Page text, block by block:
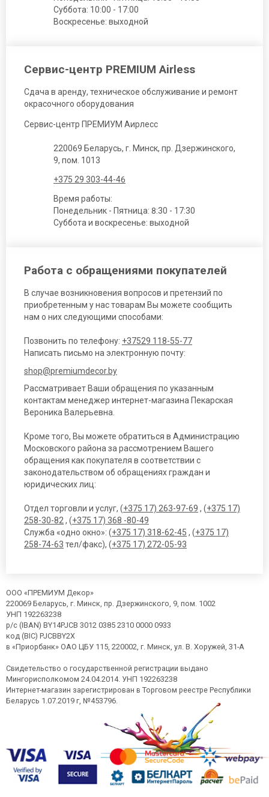
Суббота: 10:00 - 17:00
Воскресенье: выходной
Сервис-центр PREMIUM Airless
Сдача в аренду, техническое обслуживание и ремонт
окрасочного оборудования
Сервис-центр ПРЕМИУМ Аирлесс
220069 Беларусь, г. Минск, пр. Дзержинского,
9, пом. 1013
+375 29 303-44-46
Время работы:
Понедельник - Пятница: 8:30 - 17:30
Суббота и воскресенье: выходной
Работа с обращениями покупателей
В случае возникновения вопросов и претензий по
приобретенным у нас товарам Вы можете сообщить
нам о них следующими способами:
Позвонить по телефону: +37529 118-55-77
Написать письмо на электронную почту:
shop@premiumdecor.by
Рассматривает Ваши обращения по указанным
контактам менеджер интернет-магазина Пекарская
Вероника Валерьевна.
Кроме того, Вы можете обратиться в Администрацию
Московского района за рассмотрением Вашего
обращения как покупателя в соответствии с
законодательством об обращениях граждан и
юридических лиц:
Отдел торговли и услуг, (+375 17) 263-97-69 , (+375 17)
258-30-82, (+375 17) 368 -80-49
Служба «одно окно»: (+375 17) 318-62-45 , (+375 17)
258-74-63 тел/факс), (+375 17) 272-05-93
ООО «ПРЕМИУМ Декор»
220069 Беларусь, г. Минск, пр. Дзержинского, 9, пом. 1002
УНП 192263238
р/с (IBAN) BY14PJCB 3012 0385 2310 0000 0933
код (BIC) PJCBBY2X
в «Приорбанк» ОАО ЦБУ 115, 220002, г. Минск, ул. В. Хоружей, 31-А
Свидетельство о государственной регистрации выдано
Мингорисполкомом 24.04.2014. УНП 192263238
Интернет-магазин зарегистрирован в Торговом реестре Республики
Беларусь 1.07.2019 г, №453796.